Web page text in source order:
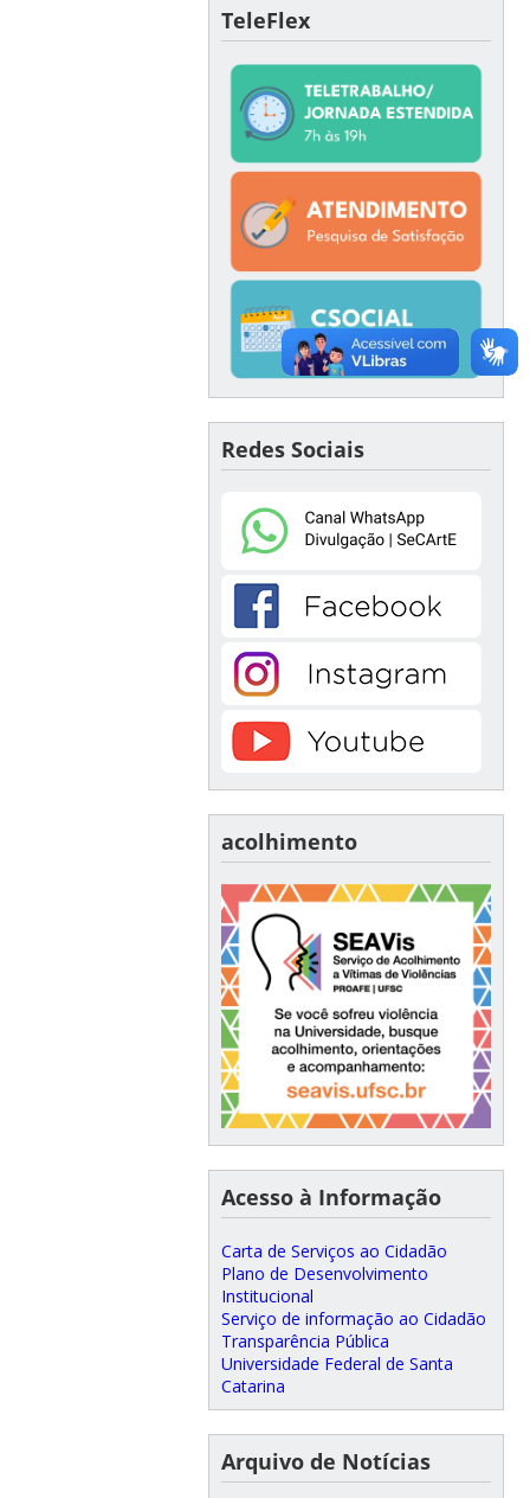
TeleFlex
Redes Sociais
acolhimento
Acesso à Informação
Carta de Serviços ao Cidadão
Plano de Desenvolvimento
Institucional
Serviço de informação ao Cidadão
Transparência Pública
Universidade Federal de Santa
Catarina
Arquivo de Notícias